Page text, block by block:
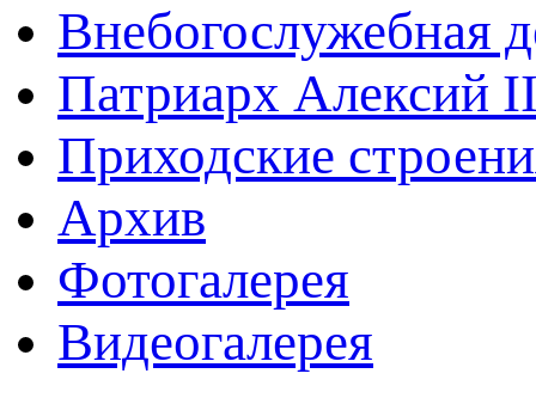
Внебогослужебная
Патриарх Алексий
Приходские
Архив
Фотогалерея
Видеогалерея